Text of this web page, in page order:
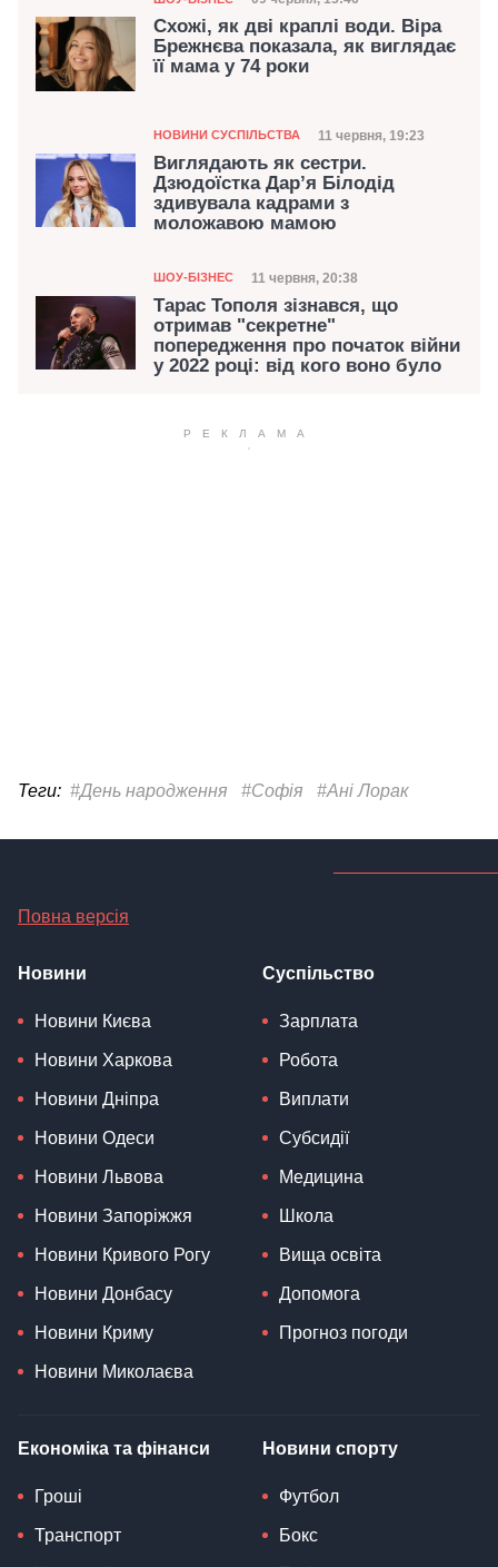
Схожі, як дві краплі води. Віра
Брежнєва показала, як виглядає
її мама у 74 роки
Категорія
НОВИНИ СУСПІЛЬСТВА Дата публікації
11 червня, 19:23
Виглядають як сестри.
Дзюдоїстка Дар’я Білодід
здивувала кадрами з
моложавою мамою
Категорія
ШОУ-БІЗНЕС Дата публікації
11 червня, 20:38
Тарас Тополя зізнався, що
отримав "секретне"
попередження про початок війни
у 2022 році: від кого воно було
Теги: #День народження #Софія #Ані Лорак
Повна версія
Новини
Новини Києва
Новини Харкова
Новини Дніпра
Новини Одеси
Новини Львова
Новини Запоріжжя
Новини Кривого Рогу
Новини Донбасу
Новини Криму
Новини Миколаєва
Суспільство
Зарплата
Робота
Виплати
Субсидії
Медицина
Школа
Вища освіта
Допомога
Прогноз погоди
Економіка та фінанси
Гроші
Транспорт
Новини спорту
Футбол
Бокс